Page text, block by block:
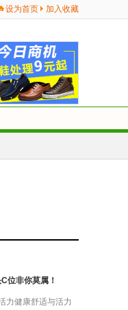
设为首页 加入收藏
位非你莫属！
力健康舒适与活力